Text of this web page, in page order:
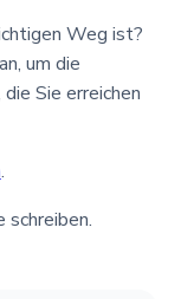
Weg ist?
um die
Sie erreichen
.
schreiben.